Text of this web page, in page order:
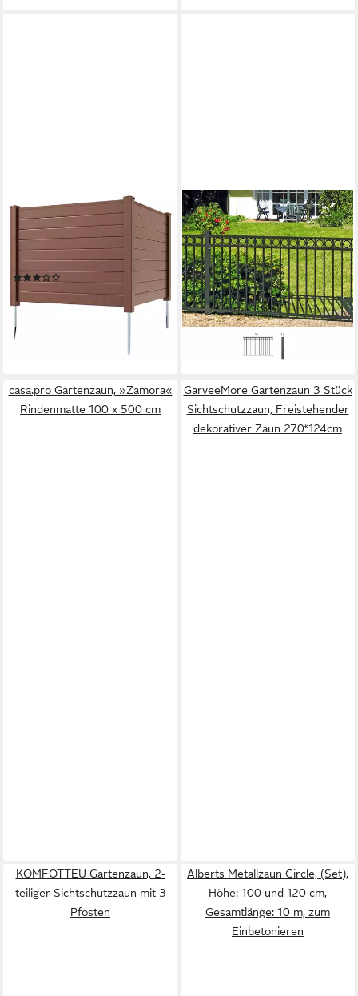
KOMFOTTEU
Gartenzaun, Sichtschutzzaun
mit 3 Pfählen aus verzinktem
Metall, 122 x 95 cm
101,99 € UVP139,99 €
lieferbar - in 4-5 Werktagen bei dir
ALBERTS
Metallzaun Anbauset Circle,
Höhe: 100 und 120 cm, Breite:
200 cm, zum Einbetonieren
ab 259,00 € UVP355,00 €
-27%
lieferbar - in 9-11 Werktagen bei
dir
casa.pro Gartenzaun, »Zamora«
Rindenmatte 100 x 500 cm
GarveeMore Gartenzaun 3 Stück
Sichtschutzzaun, Freistehender
dekorativer Zaun 270*124cm
KOMFOTTEU Gartenzaun, 2-
teiliger Sichtschutzzaun mit 3
Pfosten
Alberts Metallzaun Circle, (Set),
Höhe: 100 und 120 cm,
Gesamtlänge: 10 m, zum
Einbetonieren